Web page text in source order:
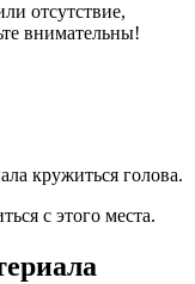
отсутствие,
внимательны!
кружиться голова.
с этого места.